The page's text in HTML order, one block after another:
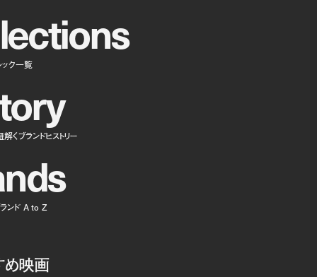
ections
ック一覧
ory
くブランドヒストリー
nds
ランド A to Z
映画